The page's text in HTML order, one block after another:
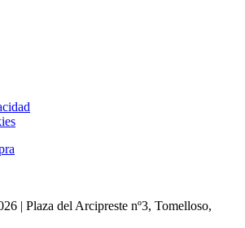
| Plaza del Arcipreste nº3, Tomelloso,